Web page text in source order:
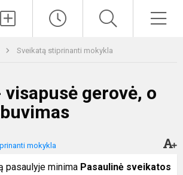
Sveikatą stiprinanti mokykla
visapusė gerovė, o
mokykla
minima Pasaulinė sveikatos